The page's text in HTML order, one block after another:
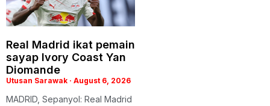
Real Madrid ikat pemain
sayap Ivory Coast Yan
Diomande
Utusan Sarawak August 6, 2026
MADRID, Sepanyol: Real Madrid